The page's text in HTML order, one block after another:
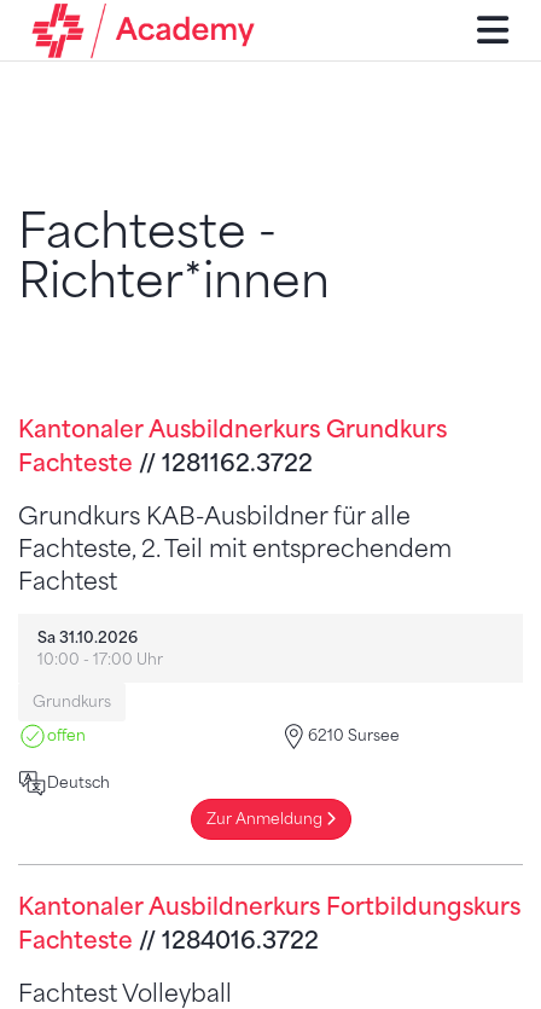
Fachteste -
Richter*innen
Kantonaler Ausbildnerkurs Grundkurs
Fachteste // 1281162.3722
Grundkurs KAB-Ausbildner für alle
Fachteste, 2. Teil mit entsprechendem
Fachtest
Sa 31.10.2026
10:00 - 17:00 Uhr
Grundkurs
offen
6210 Sursee
Deutsch
Zur Anmeldung
Kantonaler Ausbildnerkurs Fortbildungskurs
Fachteste // 1284016.3722
Fachtest Volleyball